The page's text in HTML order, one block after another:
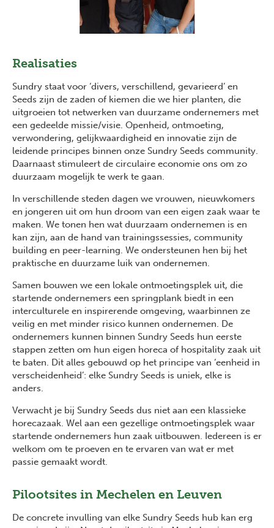
Realisaties
Sundry staat voor ‘divers, verschillend, gevarieerd’ en
Seeds zijn de zaden of kiemen die we hier planten, die
uitgroeien tot netwerken van duurzame ondernemers met
een gedeelde missie/visie. Openheid, ontmoeting,
verwondering, gelijkwaardigheid en innovatie zijn de
leidende principes binnen onze Sundry Seeds community.
Daarnaast stimuleert de circulaire economie ons om zo
duurzaam mogelijk te werk te gaan.
In verschillende steden dagen we vrouwen, nieuwkomers
en jongeren uit om hun droom van een eigen zaak waar te
maken. We tonen hen wat duurzaam ondernemen is en
kan zijn, aan de hand van trainingssessies, community
building en peer-learning. We ondersteunen hen bij het
praktische en duurzame luik van ondernemen.
Samen bouwen we een lokale ontmoetingsplek uit, die
startende ondernemers een springplank biedt in een
interculturele en inspirerende omgeving, waarbinnen ze
veilig en met minder risico kunnen ondernemen. De
ondernemers kunnen binnen Sundry Seeds hun eerste
stappen zetten om hun eigen horeca of hospitality zaak uit
te baten. Dit alles gebouwd op het principe van ‘eenheid in
verscheidenheid’: elke Sundry Seeds is uniek, elke is
anders.
Verwacht je bij Sundry Seeds dus niet aan een klassieke
horecazaak. Wel aan een gezellige ontmoetingsplek waar
startende ondernemers hun zaak uitbouwen. Iedereen is er
welkom om te proeven en te ervaren van wat er met
passie gemaakt wordt.
Pilootsites in Mechelen en Leuven
De concrete invulling van elke Sundry Seeds hub kan erg